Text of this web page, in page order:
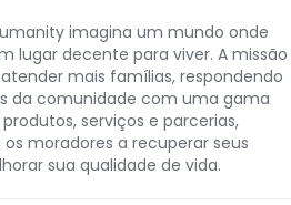
imagina um mundo onde
lugar decente para viver. A missão
mais famílias, respondendo
da comunidade com uma gama
serviços e parcerias,
moradores a recuperar seus
sua qualidade de vida.